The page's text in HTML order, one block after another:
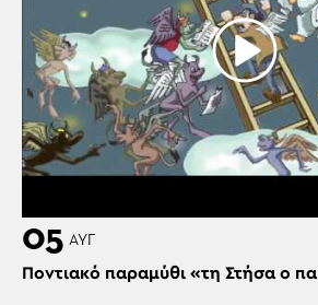
05 ΑΥΓ
Ποντιακό παραμύθι «τη Στήσα ο